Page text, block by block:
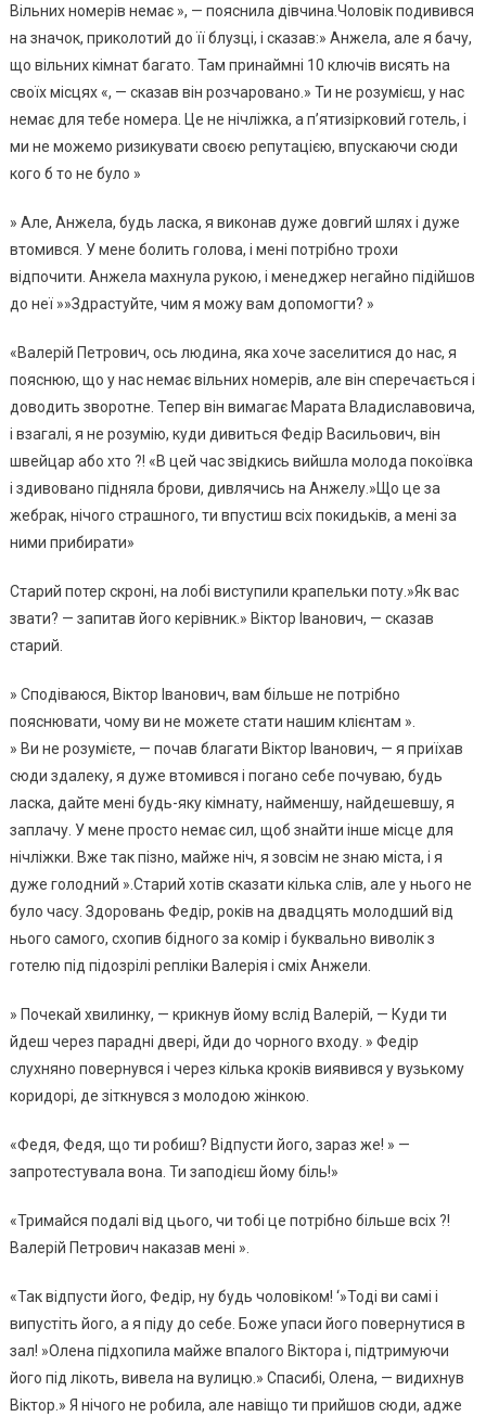
Вільних номерів немає », — пояснила дівчина.Чоловік подивився
на значок, приколотий до її блузці, і сказав:» Анжела, але я бачу,
що вільних кімнат багато. Там принаймні 10 ключів висять на
своїх місцях «, — сказав він розчаровано.» Ти не розумієш, у нас
немає для тебе номера. Це не нічліжка, а п’ятизірковий готель, і
ми не можемо ризикувати своєю репутацією, впускаючи сюди
кого б то не було »
» Але, Анжела, будь ласка, я виконав дуже довгий шлях і дуже
втомився. У мене болить голова, і мені потрібно трохи
відпочити. Анжела махнула рукою, і менеджер негайно підійшов
до неї »»Здрастуйте, чим я можу вам допомогти? »
«Валерій Петрович, ось людина, яка хоче заселитися до нас, я
пояснюю, що у нас немає вільних номерів, але він сперечається і
доводить зворотне. Тепер він вимагає Марата Владиславовича,
і взагалі, я не розумію, куди дивиться Федір Васильович, він
швейцар або хто ?! «В цей час звідкись вийшла молода покоївка
і здивовано підняла брови, дивлячись на Анжелу.»Що це за
жебрак, нічого страшного, ти впустиш всіх покидьків, а мені за
ними прибирати»
Старий потер скроні, на лобі виступили крапельки поту.»Як вас
звати? — запитав його керівник.» Віктор Іванович, — сказав
старий.
» Сподіваюся, Віктор Іванович, вам більше не потрібно
пояснювати, чому ви не можете стати нашим клієнтам ».
» Ви не розумієте, — почав благати Віктор Іванович, — я приїхав
сюди здалеку, я дуже втомився і погано себе почуваю, будь
ласка, дайте мені будь-яку кімнату, найменшу, найдешевшу, я
заплачу. У мене просто немає сил, щоб знайти інше місце для
нічліжки. Вже так пізно, майже ніч, я зовсім не знаю міста, і я
дуже голодний ».Старий хотів сказати кілька слів, але у нього не
було часу. Здоровань Федір, років на двадцять молодший від
нього самого, схопив бідного за комір і буквально виволік з
готелю під підозрілі репліки Валерія і сміх Анжели.
» Почекай хвилинку, — крикнув йому вслід Валерій, — Куди ти
йдеш через парадні двері, йди до чорного входу. » Федір
слухняно повернувся і через кілька кроків виявився у вузькому
коридорі, де зіткнувся з молодою жінкою.
«Федя, Федя, що ти робиш? Відпусти його, зараз же! » —
запротестувала вона. Ти заподієш йому біль!»
«Тримайся подалі від цього, чи тобі це потрібно більше всіх ?!
Валерій Петрович наказав мені ».
«Так відпусти його, Федір, ну будь чоловіком! ‘»Тоді ви самі і
випустіть його, а я піду до себе. Боже упаси його повернутися в
зал! »Олена підхопила майже впалого Віктора і, підтримуючи
його під лікоть, вивела на вулицю.» Спасибі, Олена, — видихнув
Віктор.» Я нічого не робила, але навіщо ти прийшов сюди, адже